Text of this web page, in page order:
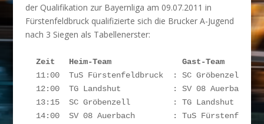
der Qualifikation zur Bayernliga am 09.07.2011 in
Fürstenfeldbruck qualifizierte sich die Brucker A-Jugend
nach 3 Siegen als Tabellenerster:
Zeit   Heim-Team               Gast-Team
11:00  TuS Fürstenfeldbruck  : SC
12:00  TG Landshut           : SV 08
13:15  SC Gröbenzell         : TG Landshut
14:00  SV 08 Auerbach        : TuS